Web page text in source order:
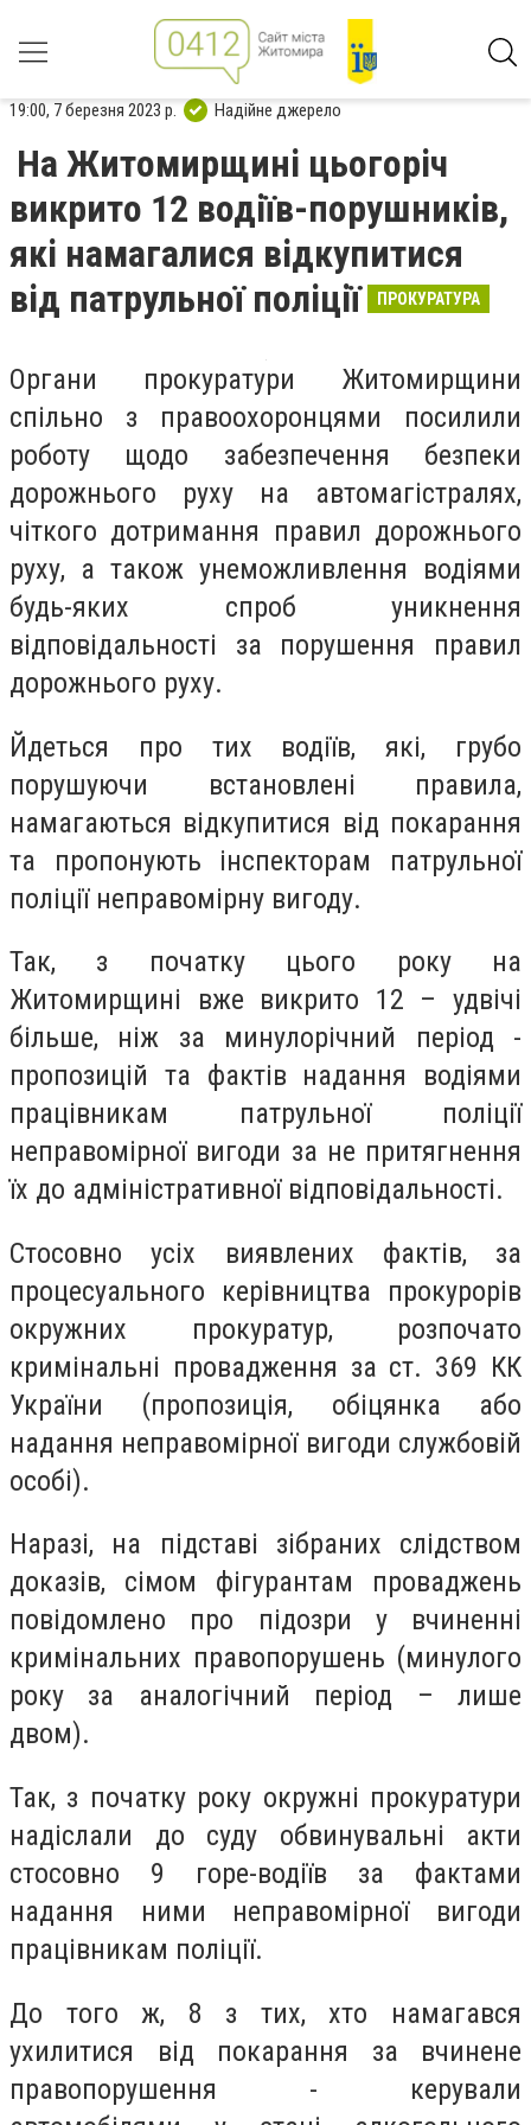
19:00, 7 березня 2023 р. Надійне джерело
На Житомирщині цьогоріч
викрито 12 водіїв-порушників,
які намагалися відкупитися
від патрульної поліції
ПРОКУРАТУРА
Органи прокуратури Житомирщини
спільно з правоохоронцями посилили
роботу щодо забезпечення безпеки
дорожнього руху на автомагістралях,
чіткого дотримання правил дорожнього
руху, а також унеможливлення водіями
будь-яких спроб уникнення
відповідальності за порушення правил
дорожнього руху.
Йдеться про тих водіїв, які, грубо
порушуючи встановлені правила,
намагаються відкупитися від покарання
та пропонують інспекторам патрульної
поліції неправомірну вигоду.
Так, з початку цього року на
Житомирщині вже викрито 12 – удвічі
більше, ніж за минулорічний період -
пропозицій та фактів надання водіями
працівникам патрульної поліції
неправомірної вигоди за не притягнення
їх до адміністративної відповідальності.
Стосовно усіх виявлених фактів, за
процесуального керівництва прокурорів
окружних прокуратур, розпочато
кримінальні провадження за ст. 369 КК
України (пропозиція, обіцянка або
надання неправомірної вигоди службовій
особі).
Наразі, на підставі зібраних слідством
доказів, сімом фігурантам проваджень
повідомлено про підозри у вчиненні
кримінальних правопорушень (минулого
року за аналогічний період – лише
двом).
Так, з початку року окружні прокуратури
надіслали до суду обвинувальні акти
стосовно 9 горе-водіїв за фактами
надання ними неправомірної вигоди
працівникам поліції.
До того ж, 8 з тих, хто намагався
ухилитися від покарання за вчинене
правопорушення - керували